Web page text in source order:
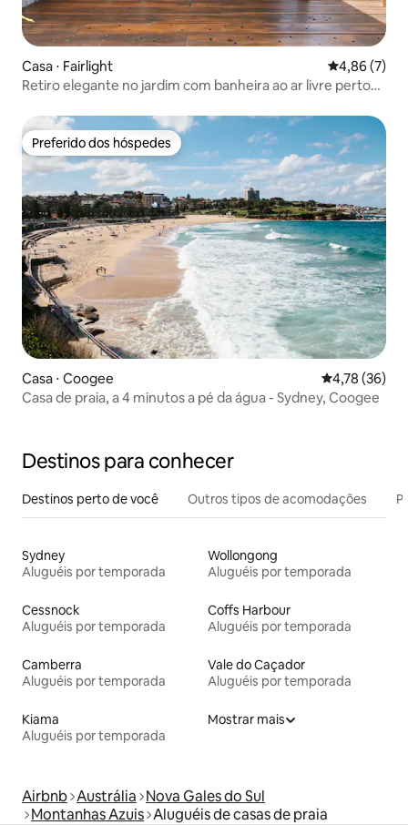
Casa ⋅ Fairlight 4,86 de uma
4,86 (7)
Retiro elegante no jardim com banheira ao ar livre perto
Preferido dos hóspedes
Preferido dos hóspedes
Casa ⋅ Coogee 4,78 de uma
4,78 (36)
Casa de praia, a 4 minutos a pé da água - Sydney, Coogee
Destinos para conhecer
Destinos perto de você Outros tipos de acomodações
Sydney
Aluguéis por temporada
Wollongong
Aluguéis por temporada
Cessnock
Aluguéis por temporada
Coffs Harbour
Aluguéis por temporada
Camberra
Aluguéis por temporada
Vale do Caçador
Aluguéis por temporada
Kiama
Aluguéis por temporada
Mostrar mais
Airbnb Austrália Nova Gales do Sul
Montanhas Azuis Aluguéis de casas de praia